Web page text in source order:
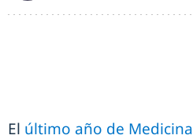
El último año de Medicina